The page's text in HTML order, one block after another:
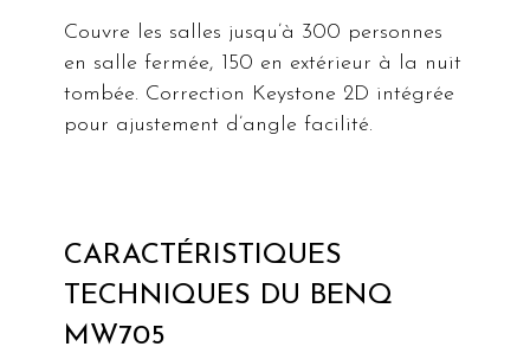
Couvre les salles jusqu’à 300 personnes
en salle fermée, 150 en extérieur à la nuit
tombée. Correction Keystone 2D intégrée
pour ajustement d’angle facilité.
CARACTÉRISTIQUES
TECHNIQUES DU BENQ
MW705